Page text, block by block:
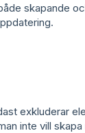
skapande
exkluderar
inte vill